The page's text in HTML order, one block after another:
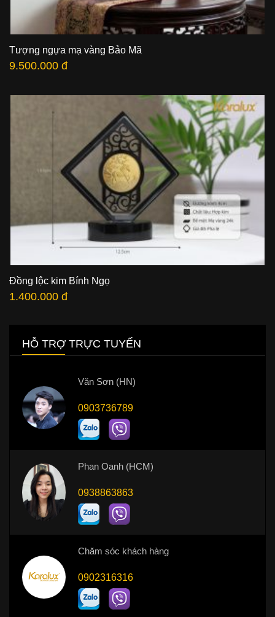
Tượng ngựa mạ vàng Bảo Mã
9.500.000 đ
Đồng lộc kim Bính Ngọ
1.400.000 đ
HỖ TRỢ TRỰC TUYẾN
Văn Sơn (HN)
0903736789
Phan Oanh (HCM)
0938863863
Chăm sóc khách hàng
0902316316